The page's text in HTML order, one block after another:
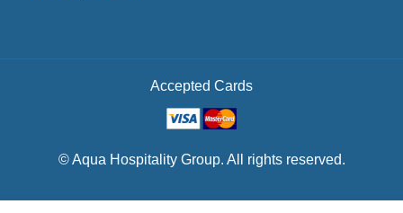
© Aqua Hospitality Group. All rights reserved.
Accepted Cards